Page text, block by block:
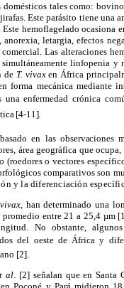
tales como:
Este parásito tiene una
hemoflagelado ocasiona
letargia, efectos
Las alteraciones
linfopenia y
de T. vivaxen África
forma mecánica mediante
enfermedad crónica
[4-11].
en las observaciones
área geográfica que
(roedores o vectores
comparativos son
y la diferenciación
, han determinado una
entre 21 a 25,4 µm
No obstante, algunos
del oeste de África y
[2].
al . [2] señalan que en